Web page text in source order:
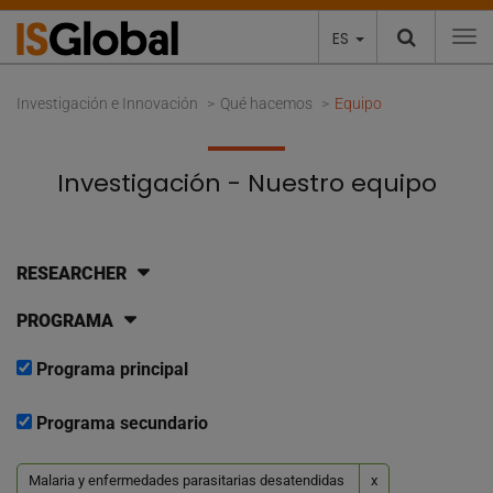
ES
Investigación e Innovación Qué hacemos Equipo
Investigación - Nuestro equipo
RESEARCHER
PROGRAMA
Programa principal
Programa secundario
Malaria y enfermedades parasitarias desatendidas x